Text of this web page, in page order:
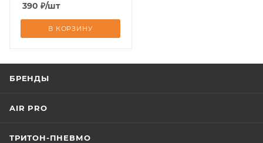
390 ₽/шт
В КОРЗИНУ
БРЕНДЫ
AIR PRO
ТРИТОН-ПНЕВМО